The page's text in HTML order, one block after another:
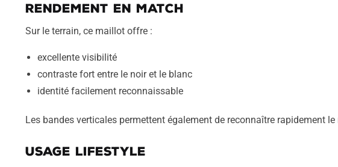
Rendement en match
Sur le terrain, ce maillot offre :
excellente visibilité
contraste fort entre le noir et le blanc
identité facilement reconnaissable
Les bandes verticales permettent également de reconnaître rapidement
Usage lifestyle